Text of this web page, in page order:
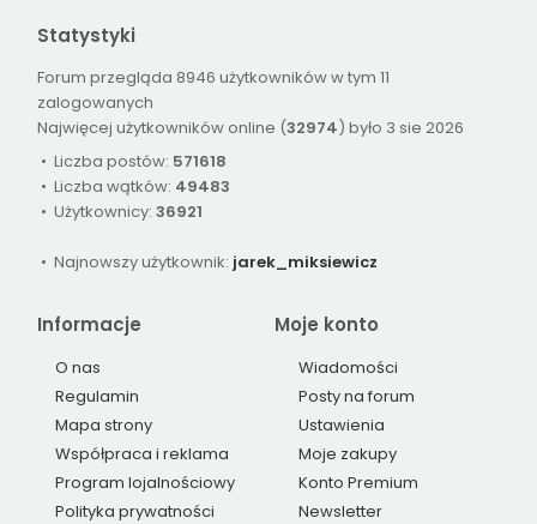
Statystyki
Forum przegląda 8946 użytkowników w tym 11
zalogowanych
Najwięcej użytkowników online (32974) było 3 sie 2026
• Liczba postów: 571618
• Liczba wątków: 49483
• Użytkownicy: 36921
• Najnowszy użytkownik: jarek_miksiewicz
Informacje
O nas
Regulamin
Mapa strony
Współpraca i reklama
Program lojalnościowy
Polityka prywatności
Moje konto
Wiadomości
Posty na forum
Ustawienia
Moje zakupy
Konto Premium
Newsletter